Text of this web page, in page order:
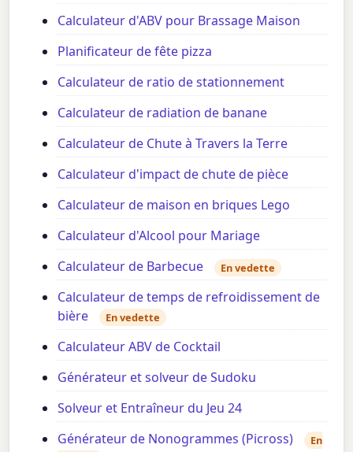
Calculateur d'ABV pour Brassage Maison
Planificateur de fête pizza
Calculateur de ratio de stationnement
Calculateur de radiation de banane
Calculateur de Chute à Travers la Terre
Calculateur d'impact de chute de pièce
Calculateur de maison en briques Lego
Calculateur d'Alcool pour Mariage
Calculateur de Barbecue
En vedette
Calculateur de temps de refroidissement de
bière
En vedette
Calculateur ABV de Cocktail
Générateur et solveur de Sudoku
Solveur et Entraîneur du Jeu 24
Générateur de Nonogrammes (Picross)
En